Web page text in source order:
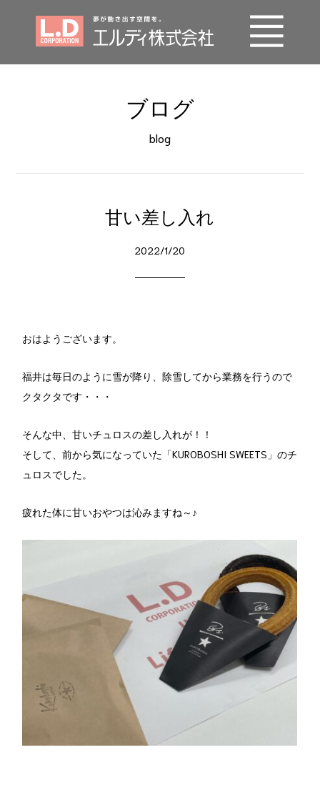
ブログ
blog
甘い差し入れ
2022/1/20
おはようございます。
福井は毎日のように雪が降り、除雪してから業務を行うので
クタクタです・・・
そんな中、甘いチュロスの差し入れが！！
そして、前から気になっていた「KUROBOSHI SWEETS」のチ
ュロスでした。
疲れた体に甘いおやつは沁みますね～♪